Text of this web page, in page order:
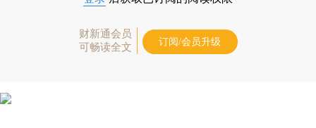
财新通会员
可畅读全文
订阅/会员升级